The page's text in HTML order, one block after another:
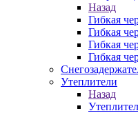
Назад
Гибкая
Гибкая
Гибкая
Гибкая
Утеплители
Назад